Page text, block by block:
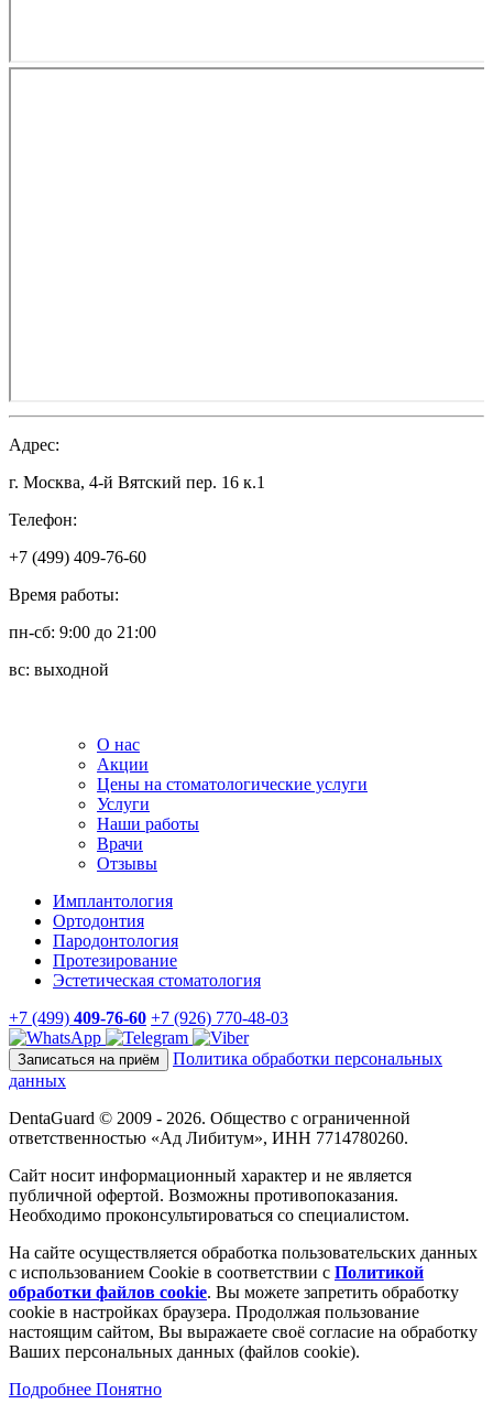
Адрес:
г. Москва, 4-й Вятский пер. 16 к.1
Телефон:
+7 (499) 409-76-60
Время работы:
пн-сб: 9:00 до 21:00
вс: выходной
О нас
Акции
Цены на стоматологические услуги
Услуги
Наши работы
Врачи
Отзывы
Имплантология
Ортодонтия
Пародонтология
Протезирование
Эстетическая стоматология
+7 (499) 409-76-60 +7 (926) 770-48-03
Записаться на приём
Политика обработки персональных
данных
DentaGuard © 2009 - 2026. Общество с ограниченной
ответственностью «Ад Либитум», ИНН 7714780260.
Сайт носит информационный характер и не является
публичной офертой. Возможны противопоказания.
Необходимо проконсультироваться со специалистом.
На сайте осуществляется обработка пользовательских данных
с использованием Cookie в соответствии с Политикой
обработки файлов cookie. Вы можете запретить обработку
сookie в настройках браузера. Продолжая пользование
настоящим сайтом, Вы выражаете своё согласие на обработку
Ваших персональных данных (файлов cookie).
Подробнее Понятно